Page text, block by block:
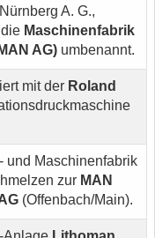
A. G.,
Maschinenfabrik
AG) umbenannt.
mit der Roland
und Maschinenfabrik
zur MAN
(Offenbach/Main).